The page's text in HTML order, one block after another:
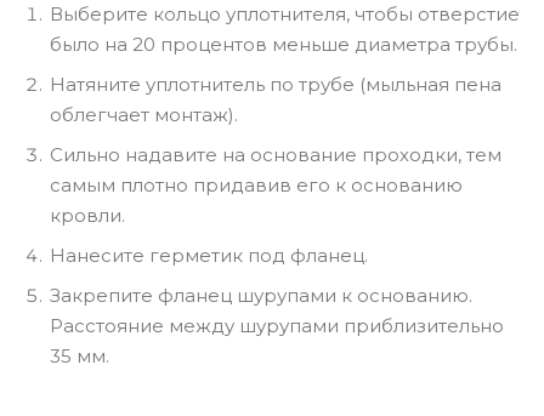
Выберите кольцо уплотнителя, чтобы отверстие
было на 20 процентов меньше диаметра трубы.
Натяните уплотнитель по трубе (мыльная пена
облегчает монтаж).
Сильно надавите на основание проходки, тем
самым плотно придавив его к основанию
кровли.
Нанесите герметик под фланец.
Закрепите фланец шурупами к основанию.
Расстояние между шурупами приблизительно
35 мм.